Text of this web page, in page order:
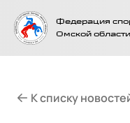
На главную
страницу
Федерация
Омской области
К списку